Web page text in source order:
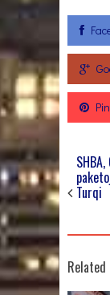
Turqi
Related